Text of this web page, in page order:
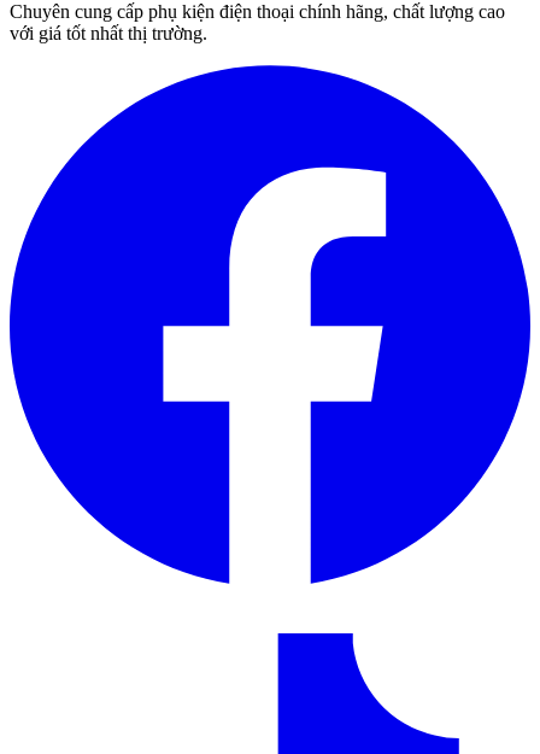
Chuyên cung cấp phụ kiện điện thoại chính hãng, chất lượng cao
với giá tốt nhất thị trường.